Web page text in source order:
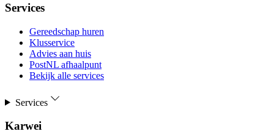
Services
Gereedschap huren
Klusservice
Advies aan huis
PostNL afhaalpunt
Bekijk alle services
Services
Karwei